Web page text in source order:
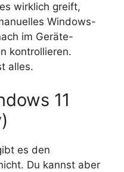
wirklich greift,
Windows-
im Geräte-
kontrollieren.
alles.
11
es den
Du kannst aber